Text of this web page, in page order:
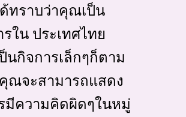
ทราบว่าคุณเป็น
รใน ประเทศไทย
นกิจการเล็กๆก็ตาม
ณจะสามารถแสดง
มีความคิดผิดๆในหมู่